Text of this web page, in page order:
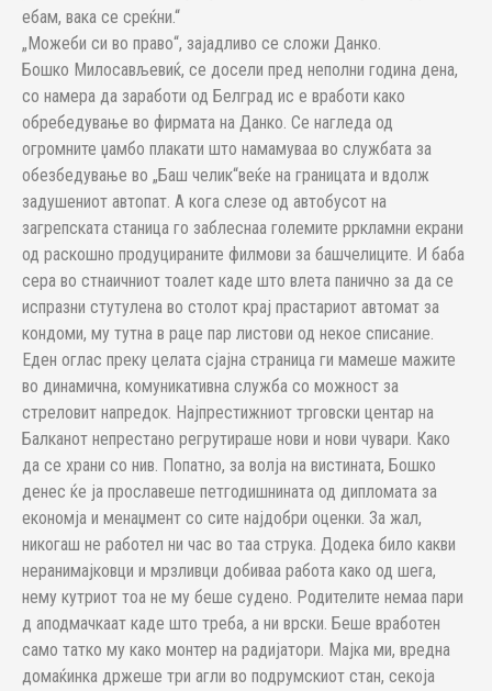
ебам, вака се среќни.“
„Можеби си во право“, зајадливо се сложи Данко.
Бошко Милосављевиќ, се досели пред неполни година дена,
со намера да заработи од Белград ис е вработи како
обребедување во фирмата на Данко. Се нагледа од
огромните џамбо плакати што намамуваа во службата за
обезбедување во „Баш челик“веќе на границата и вдолж
задушениот автопат. А кога слезе од автобусот на
загрепската станица го заблеснаа големите рркламни екрани
од раскошно продуцираните филмови за башчелиците. И баба
сера во стнаичниот тоалет каде што влета панично за да се
испразни стутулена во столот крај прастариот автомат за
кондоми, му тутна в раце пар листови од некое списание.
Еден оглас преку целата сјајна страница ги мамеше мажите
во динамична, комуникативна служба со можност за
стреловит напредок. Најпрестижниот трговски центар на
Балканот непрестано регрутираше нови и нови чувари. Како
да се храни со нив. Попатно, за волја на вистината, Бошко
денес ќе ја прославеше петгодишнината од дипломата за
економја и менаџмент со сите најдобри оценки. За жал,
никогаш не работел ни час во таа струка. Додека било какви
неранимајковци и мрзливци добиваа работа како од шега,
нему кутриот тоа не му беше судено. Родителите немаа пари
д аподмачкаат каде што треба, а ни врски. Беше вработен
само татко му како монтер на радијатори. Мајка ми, вредна
домаќинка држеше три агли во подрумскиот стан, секоја